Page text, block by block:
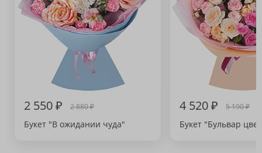
2 550 ₽ 2 880 ₽
Букет "В ожидании чуда"
4 520 ₽ 5 190 ₽
Букет "Бульвар